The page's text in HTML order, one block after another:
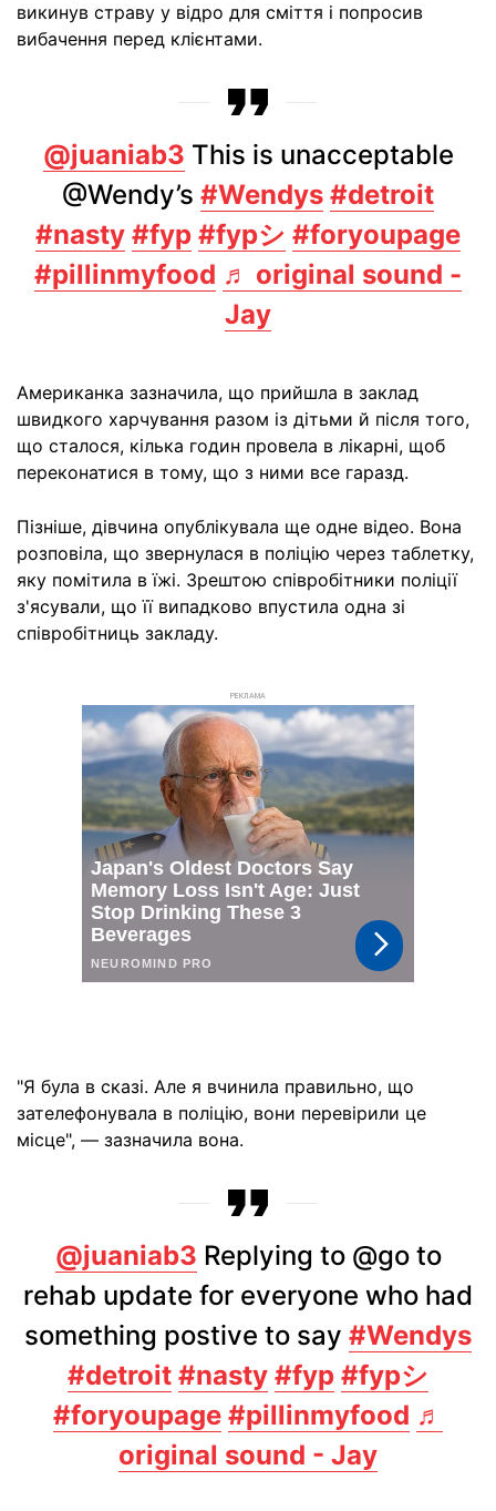
викинув страву у відро для сміття і попросив
вибачення перед клієнтами.
@juaniab3 This is unacceptable
@Wendy’s #Wendys #detroit
#nasty #fyp #fypシ #foryoupage
#pillinmyfood ♬ original sound -
Jay
Американка зазначила, що прийшла в заклад
швидкого харчування разом із дітьми й після того,
що сталося, кілька годин провела в лікарні, щоб
переконатися в тому, що з ними все гаразд.
Пізніше, дівчина опублікувала ще одне відео. Вона
розповіла, що звернулася в поліцію через таблетку,
яку помітила в їжі. Зрештою співробітники поліції
з'ясували, що її випадково впустила одна зі
співробітниць закладу.
РЕКЛАМА
"Я була в сказі. Але я вчинила правильно, що
зателефонувала в поліцію, вони перевірили це
місце", — зазначила вона.
@juaniab3 Replying to @go to
rehab update for everyone who had
something postive to say #Wendys
#detroit #nasty #fyp #fypシ
#foryoupage #pillinmyfood ♬
original sound - Jay